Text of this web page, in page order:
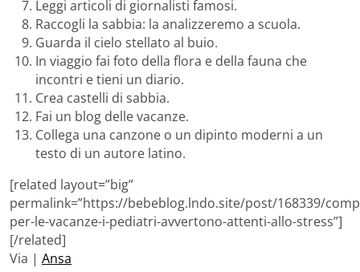
Leggi articoli di giornalisti famosi.
Raccogli la sabbia: la analizzeremo a scuola.
Guarda il cielo stellato al buio.
In viaggio fai foto della flora e della fauna che
incontri e tieni un diario.
Crea castelli di sabbia.
Fai un blog delle vacanze.
Collega una canzone o un dipinto moderni a un
testo di un autore latino.
[related layout=”big”
permalink=”https://bebeblog.lndo.site/post/168339/
per-le-vacanze-i-pediatri-avvertono-attenti-allo-stress”]
[/related]
Via | Ansa